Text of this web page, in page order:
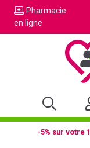
Pharmacie
en ligne
-5% sur votre 1